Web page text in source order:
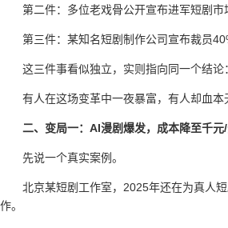
第二件：多位老戏骨公开宣布进军短剧
第三件：某知名短剧制作公司宣布裁员
这三件事看似独立，实则指向同一个结
有人在这场变革中一夜暴富，有人却血
二、变局一：AI漫剧爆发，成本降至千元
先说一个真实案例。
北京某短剧工作室，2025年还在为真人
作。